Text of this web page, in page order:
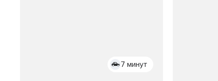
7 минут